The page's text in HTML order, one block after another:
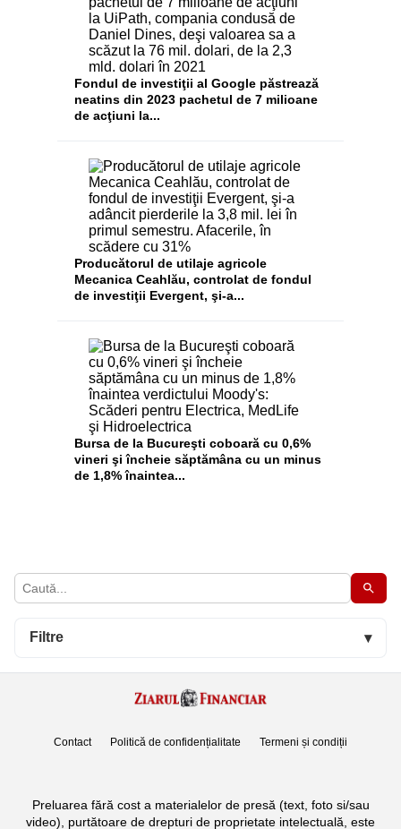
Filtre ▾
Fondul de investiţii al Google păstrează
neatins din 2023 pachetul de 7 milioane
de acţiuni la...
Producătorul de utilaje agricole
Mecanica Ceahlău, controlat de fondul
de investiţii Evergent, şi-a...
Bursa de la Bucureşti coboară cu 0,6%
vineri şi încheie săptămâna cu un minus
de 1,8% înaintea...
Contact Politică de confidențialitate Termeni și condiții
Preluarea fără cost a materialelor de presă (text, foto si/sau
video), purtătoare de drepturi de proprietate intelectuală, este